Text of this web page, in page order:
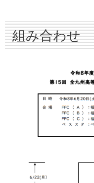
組み合わせ